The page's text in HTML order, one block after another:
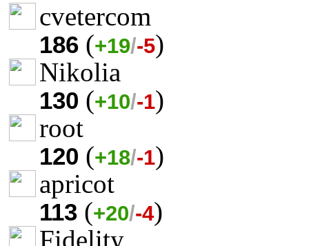
cvetercom
186 (+19/-5)
Nikolia
130 (+10/-1)
root
120 (+18/-1)
apricot
113 (+20/-4)
Fidelity